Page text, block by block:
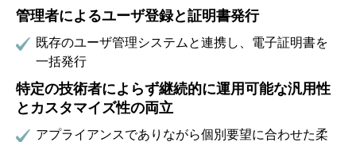
管理者によるユーザ登録と証明書発行
既存のユーザ管理システムと連携し、電子証明書を
一括発行
特定の技術者によらず継続的に運用可能な汎用性
とカスタマイズ性の両立
アプライアンスでありながら個別要望に合わせた柔